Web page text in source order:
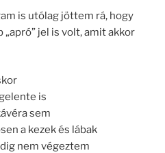
is utólag jöttem rá, hogy
jel is volt, amit akkor
is
sem
a kezek és lábak
nem végeztem